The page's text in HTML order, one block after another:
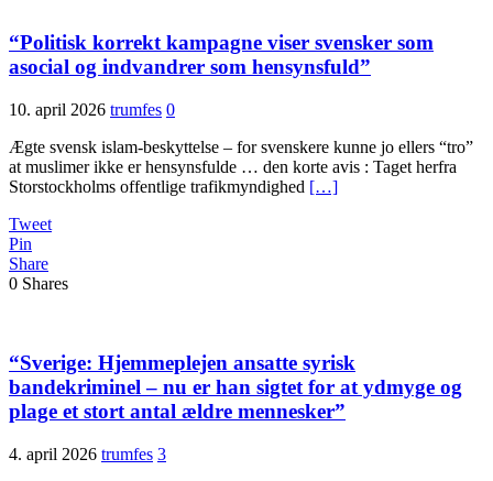
“Politisk korrekt kampagne viser svensker som
asocial og indvandrer som hensynsfuld”
10. april 2026 trumfes 0
Ægte svensk islam-beskyttelse – for svenskere kunne jo ellers “tro”
at muslimer ikke er hensynsfulde … den korte avis : Taget herfra
Storstockholms offentlige trafikmyndighed […]
Tweet
Pin
Share
0 Shares
“Sverige: Hjemmeplejen ansatte syrisk
bandekriminel – nu er han sigtet for at ydmyge og
plage et stort antal ældre mennesker”
4. april 2026 trumfes 3